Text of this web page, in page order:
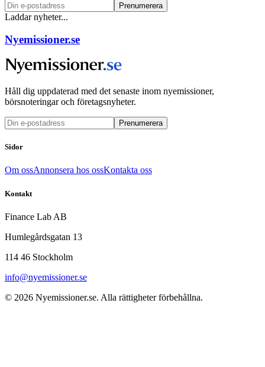
Prenumerera
Laddar nyheter...
Nyemissioner.se
Håll dig uppdaterad med det senaste inom nyemissioner,
börsnoteringar och företagsnyheter.
Prenumerera
Sidor
Om ossAnnonsera hos ossKontakta oss
Kontakt
Finance Lab AB
Humlegårdsgatan 13
114 46 Stockholm
info@nyemissioner.se
© 2026 Nyemissioner.se. Alla rättigheter förbehållna.